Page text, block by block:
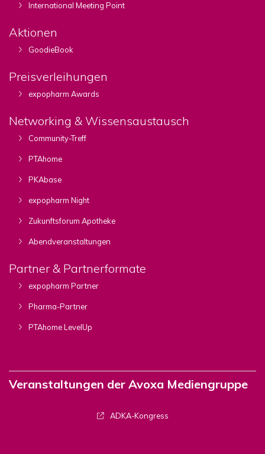
International Meeting Point
Aktionen
GoodieBook
Preisverleihungen
expopharm Awards
Networking & Wissensaustausch
Community-Treff
PTAhome
PKAbase
expopharm Night
Zukunftsforum Apotheke
Abendveranstaltungen
Partner & Partnerformate
expopharm Partner
Pharma-Partner
PTAhome LevelUp
Veranstaltungen der Avoxa Mediengruppe
ADKA-Kongress